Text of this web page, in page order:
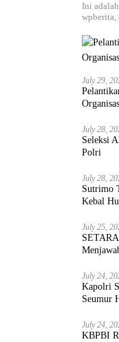
Ini
wpberita,
July 29,
July 28,
Seleksi
Polri
July 28,
Sutrimo
Kebal
July 25,
July 24,
Kapolri
Seumur
July 24,
KBPBI